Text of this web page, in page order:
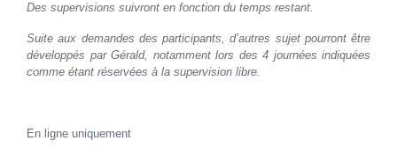
Des supervisions suivront en fonction du temps restant.
Suite aux demandes des participants, d’autres sujet pourront être
développés par Gérald, notamment lors des 4 journées indiquées
comme étant réservées à la supervision libre.
En ligne uniquement